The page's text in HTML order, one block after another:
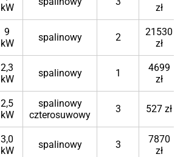
kW
zł
9
kW
spalinowy 2
21530
zł
2,3
kW
spalinowy 1
4699
zł
2,5
kW
spalinowy
czterosuwowy
3 527 zł
3,0
kW
spalinowy 3
7870
zł